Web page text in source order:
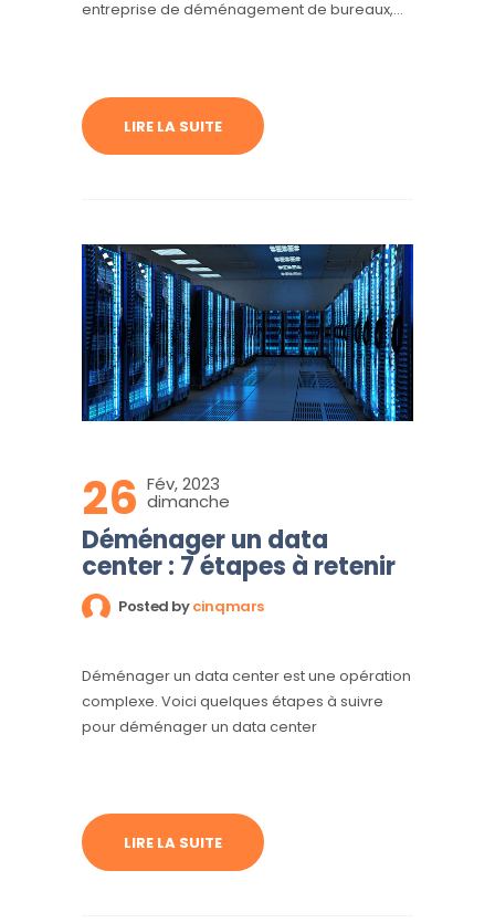
entreprise de déménagement de bureaux,
LIRE LA SUITE
26 Fév, 2023
dimanche
Déménager un data
center : 7 étapes à retenir
Posted bycinqmars
Déménager un data center est une opération
complexe. Voici quelques étapes à suivre
pour déménager un data center
LIRE LA SUITE